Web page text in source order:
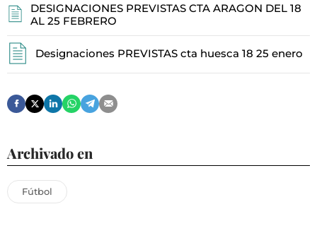
DESIGNACIONES PREVISTAS CTA ARAGON DEL 18
AL 25 FEBRERO
Designaciones PREVISTAS cta huesca 18 25 enero
Archivado en
Fútbol